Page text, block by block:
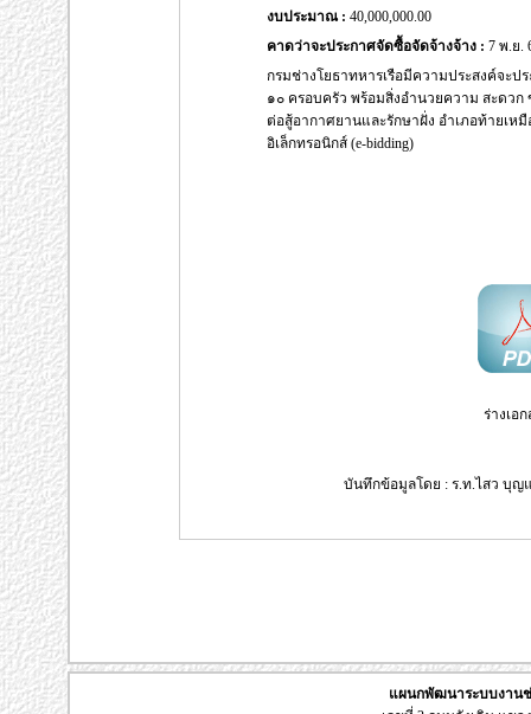
งบประมาณ : 40,000,000.00
คาดว่าจะประกาศจัดซื้อจัดจ้างจ้าง : 7 พ.ย.
กรมช่างโยธาทหารเรือมีความประสงค์จะ
๑๐ ครอบครัว พร้อมสิ่งอำนวยความ สะดว
ต่อสู้อากาศยานและรักษาฝั่ง อำเภอท้ายเห
อิเล็กทรอนิกส์ (e-bidding)
ร่างเอ
บันทึกข้อมูลโดย : ร.ท.ไสว บุญแ
แผนกพัฒนาระบบงานช่